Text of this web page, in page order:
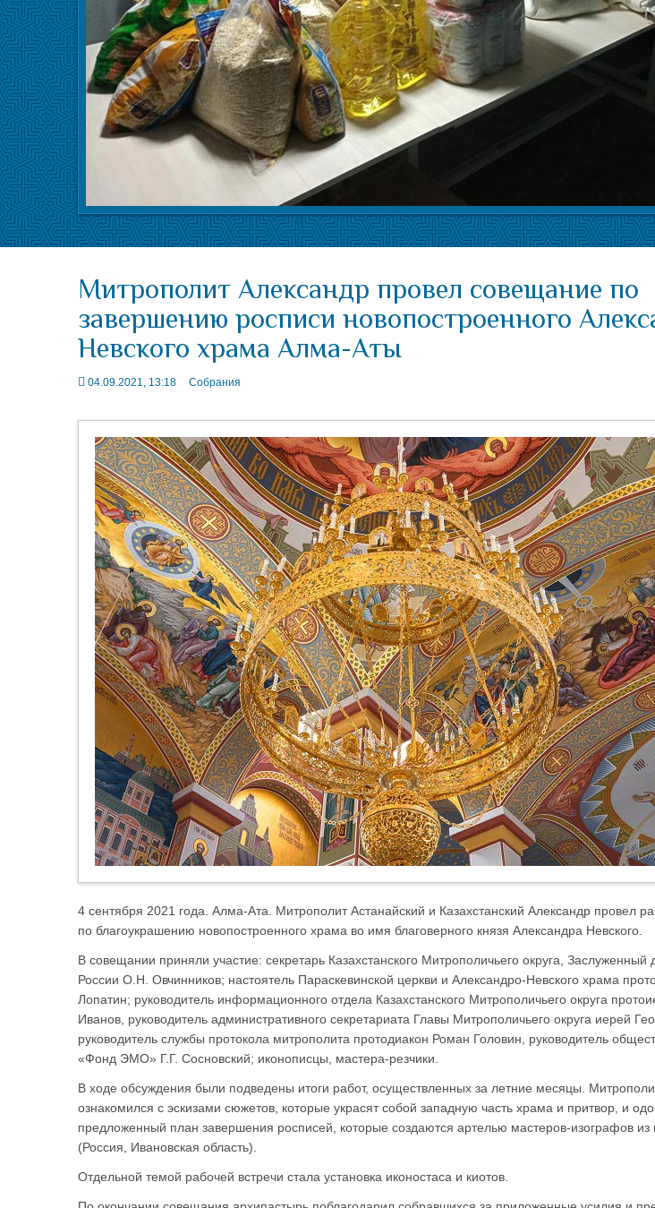
Митрополит Александр провел совещание по
завершению росписи новопостроенного
Невского храма Алма-Аты
04.09.2021, 13:18 Собрания
4 сентября 2021 года. Алма-Ата. Митрополит Астанайский и Казахстанский Александр провел
по благоукрашению новопостроенного храма во имя благоверного князя Александра Невского.
В совещании приняли участие: секретарь Казахстанского Митрополичьего округа, Заслуженный
России О.Н. Овчинников; настоятель Параскевинской церкви и Александро-Невского храма
Лопатин; руководитель информационного отдела Казахстанского Митрополичьего округа
Иванов, руководитель административного секретариата Главы Митрополичьего округа иерей
руководитель службы протокола митрополита протодиакон Роман Головин, руководитель
«Фонд ЭМО» Г.Г. Сосновский; иконописцы, мастера-резчики.
В ходе обсуждения были подведены итоги работ, осуществленных за летние месяцы.
ознакомился с эскизами сюжетов, которые украсят собой западную часть храма и притвор, и
предложенный план завершения росписей, которые создаются артелью мастеров-изографов из
(Россия, Ивановская область).
Отдельной темой рабочей встречи стала установка иконостаса и киотов.